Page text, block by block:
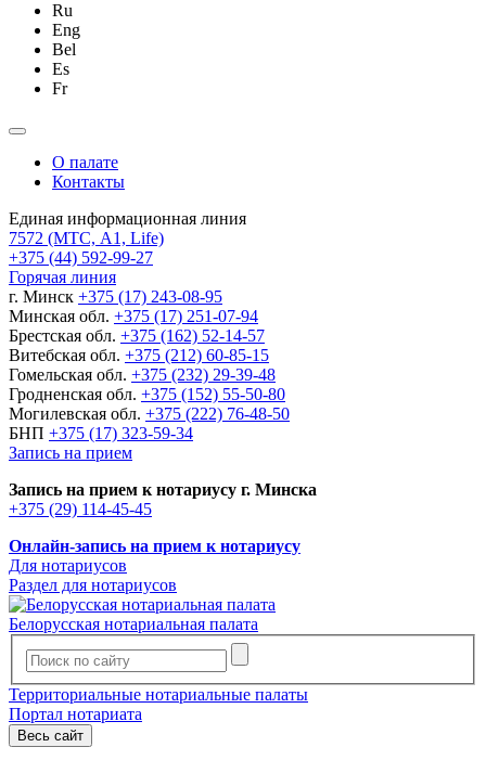
Ru
Eng
Bel
Es
Fr
О палате
Контакты
Единая информационная линия
7572 (МТС, A1, Life)
+375 (44) 592-99-27
Горячая линия
г. Минск +375 (17) 243-08-95
Минская обл. +375 (17) 251-07-94
Брестская обл. +375 (162) 52-14-57
Витебская обл. +375 (212) 60-85-15
Гомельская обл. +375 (232) 29-39-48
Гродненская обл. +375 (152) 55-50-80
Могилевская обл. +375 (222) 76-48-50
БНП +375 (17) 323-59-34
Запись на прием
Запись на прием к нотариусу г. Минска
+375 (29) 114-45-45
Онлайн-запись на прием к нотариусу
Для нотариусов
Раздел для нотариусов
Белорусская нотариальная палата
Территориальные нотариальные палаты
Портал нотариата
Весь сайт